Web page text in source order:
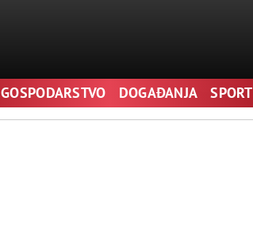
GOSPODARSTVO DOGAĐANJA SPORT